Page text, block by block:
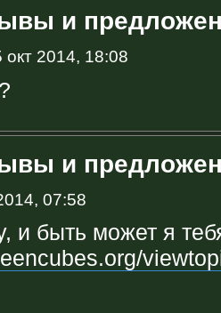
и
окт 2014, 18:08
и
07:58
и быть может я